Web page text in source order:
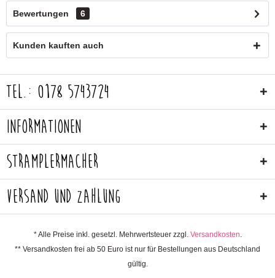
Bewertungen 6
Kunden kauften auch
Tel.: 0178 5743724
Informationen
Stramplermacher
Versand und Zahlung
* Alle Preise inkl. gesetzl. Mehrwertsteuer zzgl. Versandkosten.
** Versandkosten frei ab 50 Euro ist nur für Bestellungen aus Deutschland
gültig.